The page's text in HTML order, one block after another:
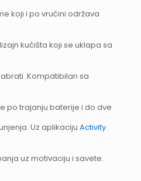
koji i po vrućini održava
kućišta koji se uklapa sa
Kompatibilan sa
po trajanju baterije i do dve
Uz aplikaciju Activity
uz motivaciju i savete.